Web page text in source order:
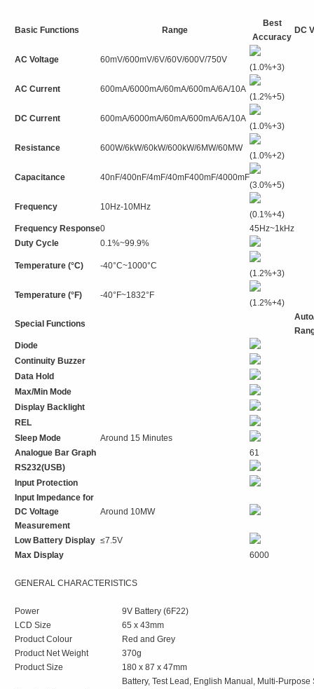
Basic Functions Range
Best
Accuracy
DC
AC Voltage 60mV/600mV/6V/60V/600V/750V
(1.0%+3)
AC Current 600mA/6000mA/60mA/600mA/6A/10A
(1.2%+5)
DC Current 600mA/6000mA/60mA/600mA/6A/10A
(1.0%+3)
Resistance 600W/6kW/60kW/600kW/6MW/60MW
(1.0%+2)
Capacitance 40nF/400nF/4mF/40mF400mF/4000mF
(3.0%+5)
Frequency 10Hz-10MHz
(0.1%+4)
Frequency Response0
45Hz~1kHz
Duty Cycle
0.1%~99.9%
Temperature (°C) -40°C~1000°C
(1.2%+3)
Temperature (°F) -40°F~1832°F
(1.2%+4)
Special Functions
Diode
Continuity Buzzer
Data Hold
Max/Min Mode
Display Backlight
REL
Sleep Mode
Around 15 Minutes
Analogue Bar Graph
61
RS232(USB)
Input Protection
Input Impedance for
DC Voltage
Measurement
Around 10MW
Low Battery Display ≤7.5V
Max Display
6000
GENERAL CHARACTERISTICS
Power
9V Battery (6F22)
LCD Size
65 x 43mm
Product Colour
Red and Grey
Product Net Weight
370g
Product Size
180 x 87 x 47mm
Battery, Test Lead, English Manual, Multi-Purpose